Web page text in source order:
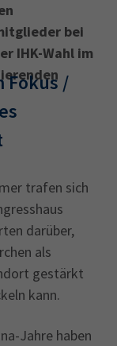
bei
IHK-Wahl im
Fokus /
trafen sich
darüber,
als
gestärkt
kann.
Jahre haben